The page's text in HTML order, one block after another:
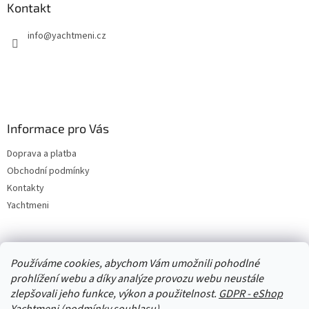
Používáme cookies, abychom Vám umožnili pohodlné
prohlížení webu a díky analýze provozu webu neustále
zlepšovali jeho funkce, výkon a použitelnost. GDPR - eShop
Kontakt
info@yachtmeni.cz
Informace pro Vás
Doprava a platba
Obchodní podmínky
Kontakty
Yachtmeni
Zboží.cz Heureka.cz Yachtmeni ComGate Payments, a.s.